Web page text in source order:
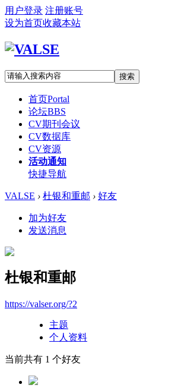
用户登录 注册账号
设为首页收藏本站
搜索
首页Portal
论坛BBS
CV期刊会议
CV数据库
CV资源
活动通知
快捷导航
VALSE › 杜银和重邮 › 好友
加为好友
发送消息
杜银和重邮
https://valser.org/?2
主题
个人资料
当前共有 1 个好友